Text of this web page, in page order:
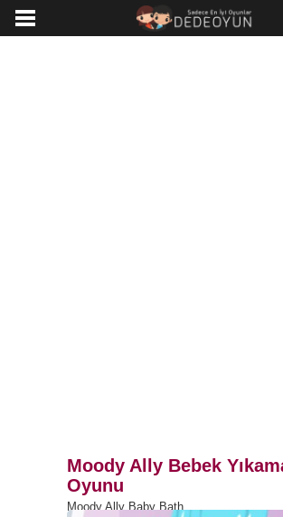
Moody Ally Bebek
Oyunu
Moody Ally Baby Bath